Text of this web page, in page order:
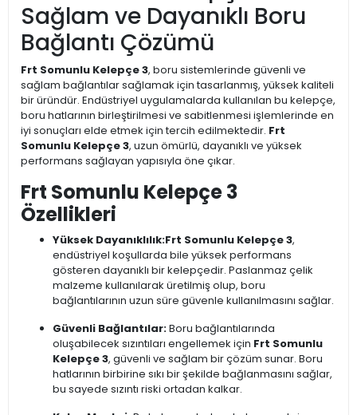
Sağlam ve Dayanıklı Boru
Bağlantı Çözümü
Frt Somunlu Kelepçe 3, boru sistemlerinde güvenli ve
sağlam bağlantılar sağlamak için tasarlanmış, yüksek kaliteli
bir üründür. Endüstriyel uygulamalarda kullanılan bu kelepçe,
boru hatlarının birleştirilmesi ve sabitlenmesi işlemlerinde en
iyi sonuçları elde etmek için tercih edilmektedir. Frt
Somunlu Kelepçe 3, uzun ömürlü, dayanıklı ve yüksek
performans sağlayan yapısıyla öne çıkar.
Frt Somunlu Kelepçe 3
Özellikleri
Yüksek Dayanıklılık:Frt Somunlu Kelepçe 3,
endüstriyel koşullarda bile yüksek performans
gösteren dayanıklı bir kelepçedir. Paslanmaz çelik
malzeme kullanılarak üretilmiş olup, boru
bağlantılarının uzun süre güvenle kullanılmasını sağlar.
Güvenli Bağlantılar:Boru bağlantılarında
oluşabilecek sızıntıları engellemek için Frt Somunlu
Kelepçe 3, güvenli ve sağlam bir çözüm sunar. Boru
hatlarının birbirine sıkı bir şekilde bağlanmasını sağlar,
bu sayede sızıntı riski ortadan kalkar.